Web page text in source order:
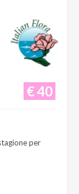
€ 40
per